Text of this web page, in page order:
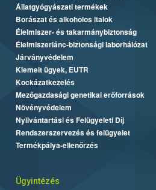
Állatgyógyászati termékek
Borászat és alkoholos italok
Élelmiszer- és takarmánybiztonság
Élelmiszerlánc-biztonsági laborhálózat
Járványvédelem
Kiemelt ügyek, EUTR
Kockázatkezelés
Mezőgazdasági genetikai erőforrások
Növényvédelem
Nyilvántartási és Felügyeleti Díj
Rendszerszervezés és felügyelet
Termékpálya-ellenőrzés
Ügyintézés